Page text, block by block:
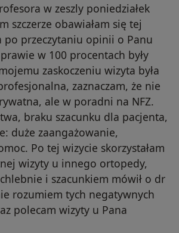
w zeszly poniedziałek
szczerze obawiałam się tej
po przeczytaniu opinii o Panu
w 100 procentach były
zaskoczeniu wizyta była
zaznaczam, że nie
ale w poradni na NFZ.
braku szacunku dla pacjenta,
duże zaangażowanie,
Po tej wizycie skorzystałam
wizyty u innego ortopedy,
i szacunkiem mówił o dr
rozumiem tych negatywnych
polecam wizyty u Pana